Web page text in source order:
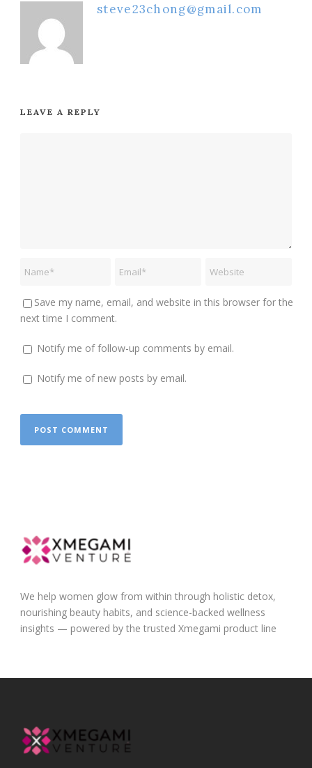
steve23chong@gmail.com
LEAVE A REPLY
Save my name, email, and website in this browser for the
next time I comment.
Notify me of follow-up comments by email.
Notify me of new posts by email.
We help women glow from within through holistic detox,
nourishing beauty habits, and science-backed wellness
insights — powered by the trusted Xmegami product line